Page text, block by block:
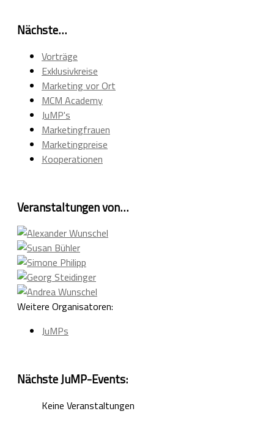
Nächste…
Vorträge
Exklusivkreise
Marketing vor Ort
MCM Academy
JuMP's
Marketingfrauen
Marketingpreise
Kooperationen
Veranstaltungen von…
Weitere Organisatoren:
JuMPs
Nächste JuMP-Events:
Keine Veranstaltungen